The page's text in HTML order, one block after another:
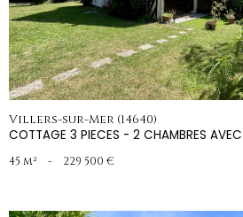
Villers-sur-Mer (14640)
COTTAGE 3 PIECES - 2 CHAMBRES
45 m² - 229 500 €